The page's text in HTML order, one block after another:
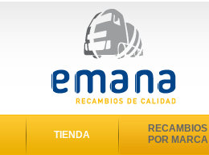
TIENDA
RECAMBIOS
POR MARCA